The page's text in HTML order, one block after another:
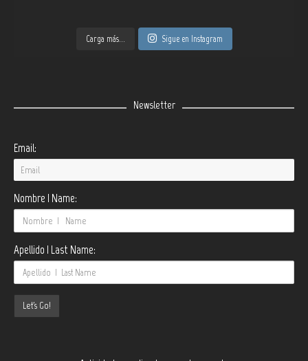
Carga más... Sigue en Instagram
Newsletter
Email:
Nombre | Name:
Apellido | Last Name: